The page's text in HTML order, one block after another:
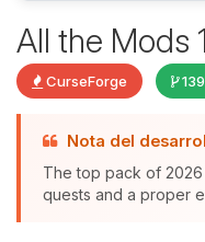
All the Mods
CurseForge
Nota del
The top pack of
quests and a proper